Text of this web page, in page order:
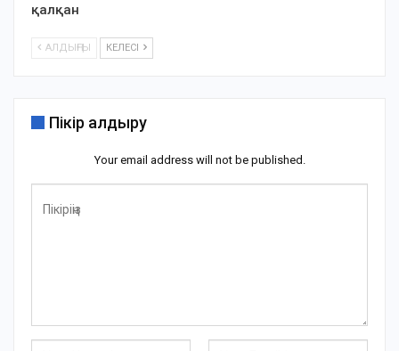
қалқан
АЛДЫҢҒЫ КЕЛЕСІ
Пікір қалдыру
Your email address will not be published.